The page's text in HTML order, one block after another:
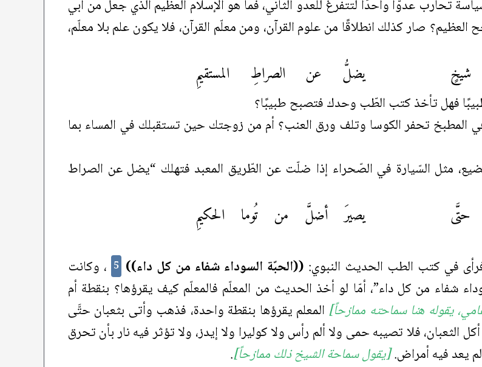
تحارب عدوًّا واحدًا لتتفرغ للعدو الثاني، فما هو الإسلام العظيم الذي جعل من أبي
العظيم؟ صار كذلك انطلاقًا من علوم القرآن، ومن معلّم القرآن، فلا يكون علم بلا معلّم،
شيخٍ يضلُّ عن الصراطِ المستقيمِ
فهل تأخذ كتب الطّب وحدك فتصبح طبيبًا؟
المطبخ تحفر الكوسا وتلف ورق العنب؟ أم من زوجتك حين تستقبلك في المساء بما
مثل السّيارة في الصّحراء إذا ضلّت عن الطّريق المعبد فتهلك “يضل عن الصراط
حتَّى يصيرَ أضلَّ من تُوما الحكيمِ
في كتب الطب الحديث النبوي: ((الحبّة السوداء شفاء من كل داء)) 5 ، وكانت
شفاء من كل داء”، أمّا لو أخذ الحديث من المعلّم فالمعلّم كيف يقرؤها؟ بنقطة أم
يقوله هنا سماحته ممازحاً] المعلم يقرؤها بنقطة واحدة، فذهب وأتى بثعبان حتَّى
فلا تصيبه حمى ولا ألم رأس ولا كوليرا ولا إيدز، ولا تؤثر فيه نار بأن تحرق
لم يعد فيه أمراض.[يقول سماحة الشيخ ذلك ممازحاً].